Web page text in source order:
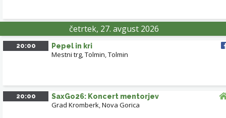
četrtek, 27. avgust 2026
20:00 Pepel in kri
Mestni trg, Tolmin,Tolmin
20:00 SaxGo26: Koncert mentorjev
Grad Kromberk,Nova Gorica